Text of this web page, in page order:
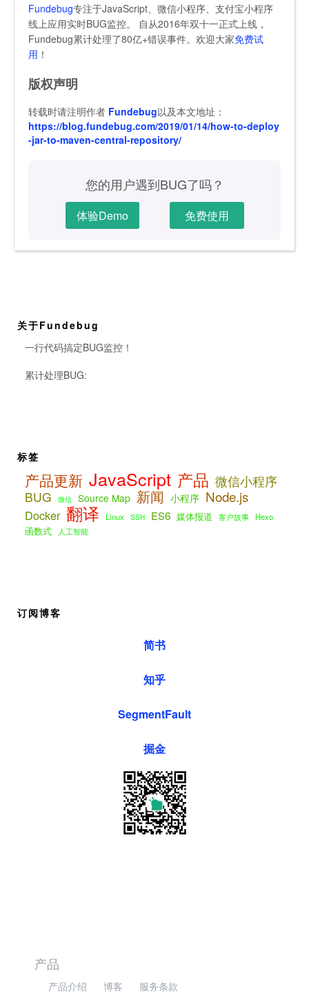
Fundebug专注于JavaScript、微信小程序、支付宝小程序
线上应用实时BUG监控。 自从2016年双十一正式上线，
Fundebug累计处理了80亿+错误事件。欢迎大家免费试
用 ！
版权声明
转载时请注明作者 Fundebug以及本文地址：
https://blog.fundebug.com/2019/01/14/how-to-deploy
-jar-to-maven-central-repository/
您的用户遇到BUG了吗？
体验Demo 免费使用
关于Fundebug
一行代码搞定BUG监控！
累计处理BUG:
标签
产品更新 JavaScript 产品 微信小程序
BUG
微信 Source Map 新闻 小程序 Node.js
Docker 翻译 Linux SSH ES6 媒体报道 客户故事 Hexo
函数式 人工智能
订阅博客
简书
知乎
SegmentFault
掘金
产品
产品介绍 博客 服务条款